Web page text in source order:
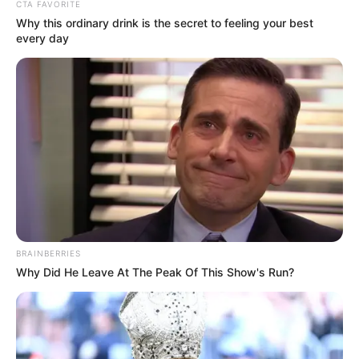
foto: instagram/gigigitch
Biodata & Profil
Nama Lengkap: Brigitta Cynthia
CTA FAVORITE
Why this ordinary drink is the secret to feeling your best
every day
BRAINBERRIES
Why Did He Leave At The Peak Of This Show's Run?